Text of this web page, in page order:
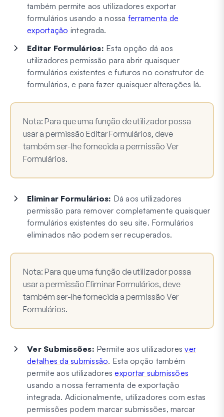
também permite aos utilizadores exportar
formulários usando a nossa ferramenta de
exportação integrada.
Editar Formulários: Esta opção dá aos
utilizadores permissão para abrir quaisquer
formulários existentes e futuros no construtor de
formulários, e para fazer quaisquer alterações lá.
Nota: Para que uma função de utilizador possa
usar a permissão Editar Formulários, deve
também ser-lhe fornecida a permissão Ver
Formulários.
Eliminar Formulários: Dá aos utilizadores
permissão para remover completamente quaisquer
formulários existentes do seu site. Formulários
eliminados não podem ser recuperados.
Nota: Para que uma função de utilizador possa
usar a permissão Eliminar Formulários, deve
também ser-lhe fornecida a permissão Ver
Formulários.
Ver Submissões: Permite aos utilizadoresver
detalhes da submissão. Esta opção também
permite aos utilizadoresexportar submissões
usando a nossa ferramenta de exportação
integrada. Adicionalmente, utilizadores com estas
permissões podem marcar submissões, marcar